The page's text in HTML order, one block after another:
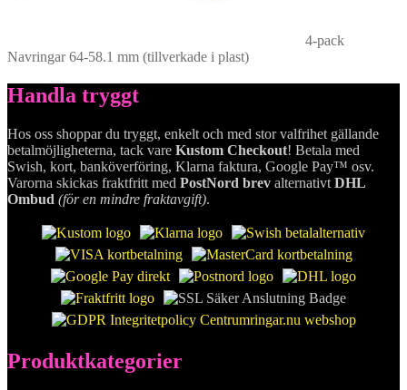
4-pack
Navringar 64-58.1 mm (tillverkade i plast)
Handla tryggt
Hos oss shoppar du tryggt, enkelt och med stor valfrihet gällande
betalmöjligheterna, tack vare Kustom Checkout! Betala med
Swish, kort, banköverföring, Klarna faktura, Google Pay™ osv.
Varorna skickas fraktfritt med PostNord brev alternativt DHL
Ombud (för en mindre fraktavgift).
Produktkategorier